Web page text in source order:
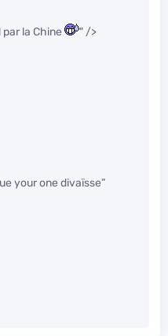
la Chine " />
your one divaïsse”